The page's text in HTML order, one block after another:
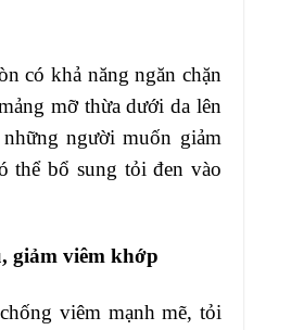
có khả năng ngăn chặn
mỡ thừa dưới da lên
người muốn giảm
thể bổ sung tỏi đen vào
giảm viêm khớp
viêm mạnh mẽ, tỏi